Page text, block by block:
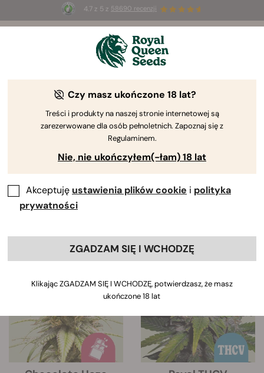
4.7 z 5 z 58690 recenzji
Summer Sales: do 50% zniżki
na wybrane produkty ⏤
Odmiany sativa
Znane z wysokiego wzrostu, odmiany zioła sativa
zapewniają wysokie plony. Możesz wybierać
spośród szerokiego asortymentu smaków,
zapachów i efektów. Poznaj nasze odmiany sativa.
Sortuj według Filtry
Kiedy klikniesz link, poniżej zdjęcia
każdej odmiany pojawią się informacje
Czy masz ukończone 18 lat?
Treści i produkty na naszej stronie internetowej są
zarezerwowane dla osób pełnoletnich. Zapoznaj się z
Regulaminem.
Nie, nie ukończyłem(-łam) 18 lat
Akceptuję ustawienia plików cookie i polityka
prywatności
ZGADZAM SIĘ I WCHODZĘ
Klikając ZGADZAM SIĘ I WCHODZĘ, potwierdzasz, że masz
ukończone 18 lat